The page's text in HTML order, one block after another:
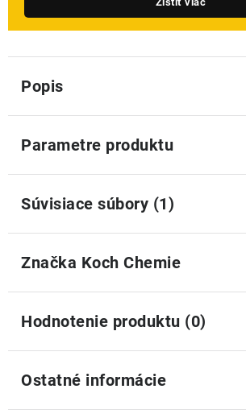
Popis
Parametre produktu
Súvisiace súbory (1)
Značka Koch Chemie
Hodnotenie produktu (0)
Ostatné informácie